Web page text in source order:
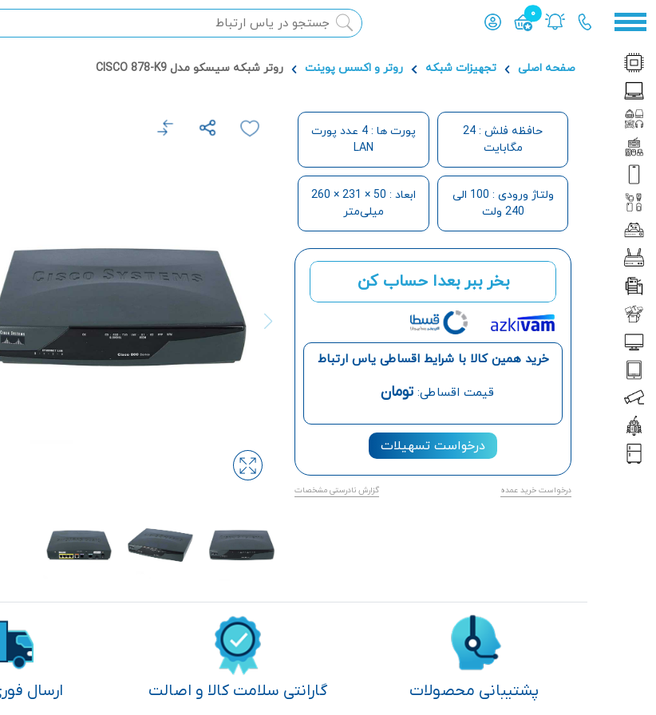
0
محصول افزوده شده به سبد
صفحه اصلی تجهیزات شبکه روتر و اکسس پوینت روتر شبکه سیسکو مدل CISCO 878-K9
حافظه فلش : 24
مگابایت
پورت ها : 4 عدد پورت
LAN
ولتاژ ورودی : 100 الی
240 ولت
ابعاد : 50 × 231 × 260
میلی‌متر
بخر ببر بعدا حساب کن
خرید همین کالا با شرایط اقساطی یاس ارتباط
قیمت اقساطی:تومان
درخواست تسهیلات
درخواست خرید عمده گزارش نادرستی مشخصات
پشتیبانی محصولات گارانتی سلامت کالا و اصالت ارسال